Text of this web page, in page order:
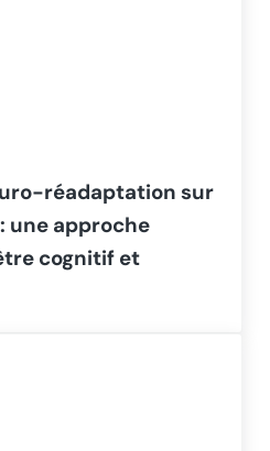
réadaptation sur
une approche
cognitif et